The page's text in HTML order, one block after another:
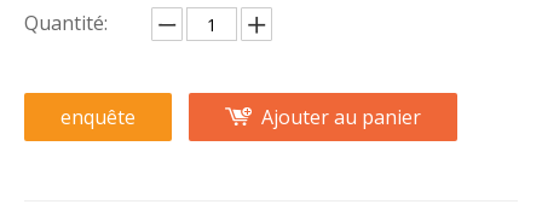
Quantité:
enquête Ajouter au panier